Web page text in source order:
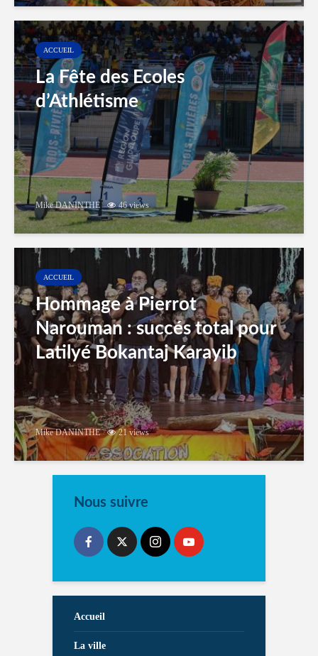
ACCUEIL
La Fête des Ecoles
d’Athlétisme
Mike DANINTHE 46 views
ACCUEIL
Hommage à Pierrot
Narouman : succés total pour
Latilyé Bokantaj Karayib
Mike DANINTHE 21 views
Nous suivre
Accueil
La ville